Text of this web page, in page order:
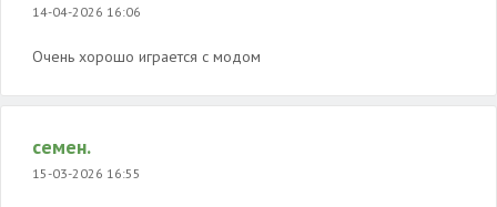
14-04-2026 16:06
Очень хорошо играется с модом
семен.
15-03-2026 16:55